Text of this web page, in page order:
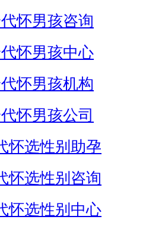
怀男孩咨询
怀男孩中心
怀男孩机构
怀男孩公司
怀选性别助孕
怀选性别咨询
怀选性别中心